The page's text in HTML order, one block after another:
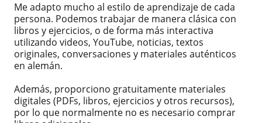
Me adapto mucho al estilo de aprendizaje de cada
persona. Podemos trabajar de manera clásica con
libros y ejercicios, o de forma más interactiva
utilizando videos, YouTube, noticias, textos
originales, conversaciones y materiales auténticos
en alemán.
Además, proporciono gratuitamente materiales
digitales (PDFs, libros, ejercicios y otros recursos),
por lo que normalmente no es necesario comprar